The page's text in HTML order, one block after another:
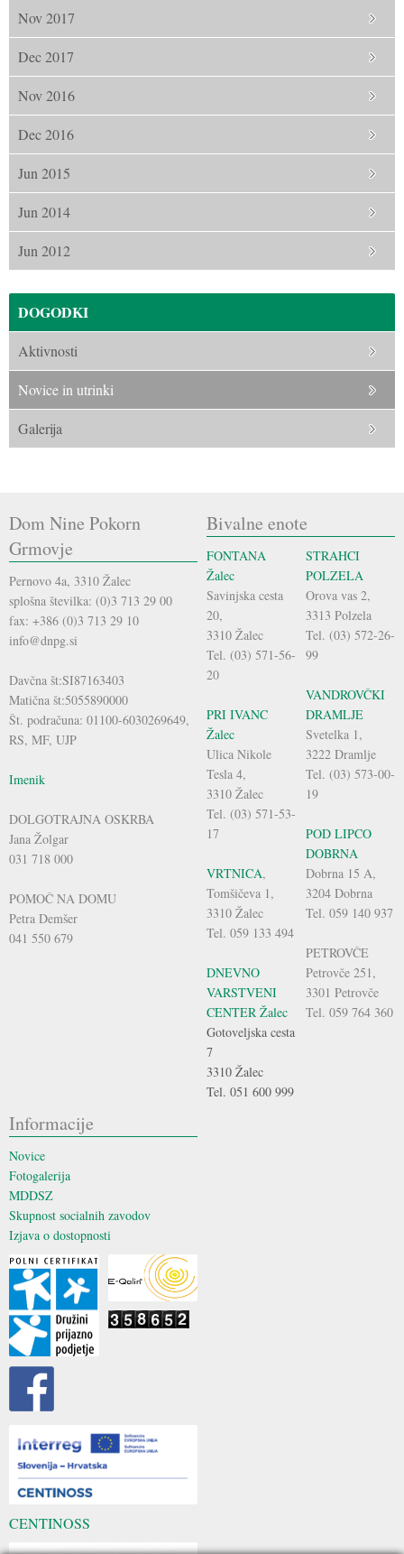
Nov 2017
Dec 2017
Nov 2016
Dec 2016
Jun 2015
Jun 2014
Jun 2012
DOGODKI
Aktivnosti
Novice in utrinki
Galerija
Dom Nine Pokorn
Grmovje
Pernovo 4a, 3310 Žalec
splošna številka: (0)3 713 29 00
fax: +386 (0)3 713 29 10
info@dnpg.si
Davčna št:SI87163403
Matična št:5055890000
Št. podračuna: 01100-6030269649,
RS, MF, UJP
Imenik
DOLGOTRAJNA OSKRBA
Jana Žolgar
031 718 000
POMOČ NA DOMU
Petra Demšer
041 550 679
Bivalne enote
FONTANA
Žalec
Savinjska cesta
20,
3310 Žalec
Tel. (03) 571-56-
20
PRI IVANC
Žalec
Ulica Nikole
Tesla 4,
3310 Žalec
Tel. (03) 571-53-
17
VRTNICA,
Tomšičeva 1,
3310 Žalec
Tel. 059 133 494
DNEVNO
VARSTVENI
CENTER Žalec
Gotoveljska cesta
7
3310 Žalec
Tel. 051 600 999
STRAHCI
POLZELA
Orova vas 2,
3313 Polzela
Tel. (03) 572-26-
99
VANDROVČKI
DRAMLJE
Svetelka 1,
3222 Dramlje
Tel. (03) 573-00-
19
POD LIPCO
DOBRNA
Dobrna 15 A,
3204 Dobrna
Tel. 059 140 937
PETROVČE
Petrovče 251,
3301 Petrovče
Tel. 059 764 360
Informacije
Novice
Fotogalerija
MDDSZ
Skupnost socialnih zavodov
Izjava o dostopnosti
CENTINOSS